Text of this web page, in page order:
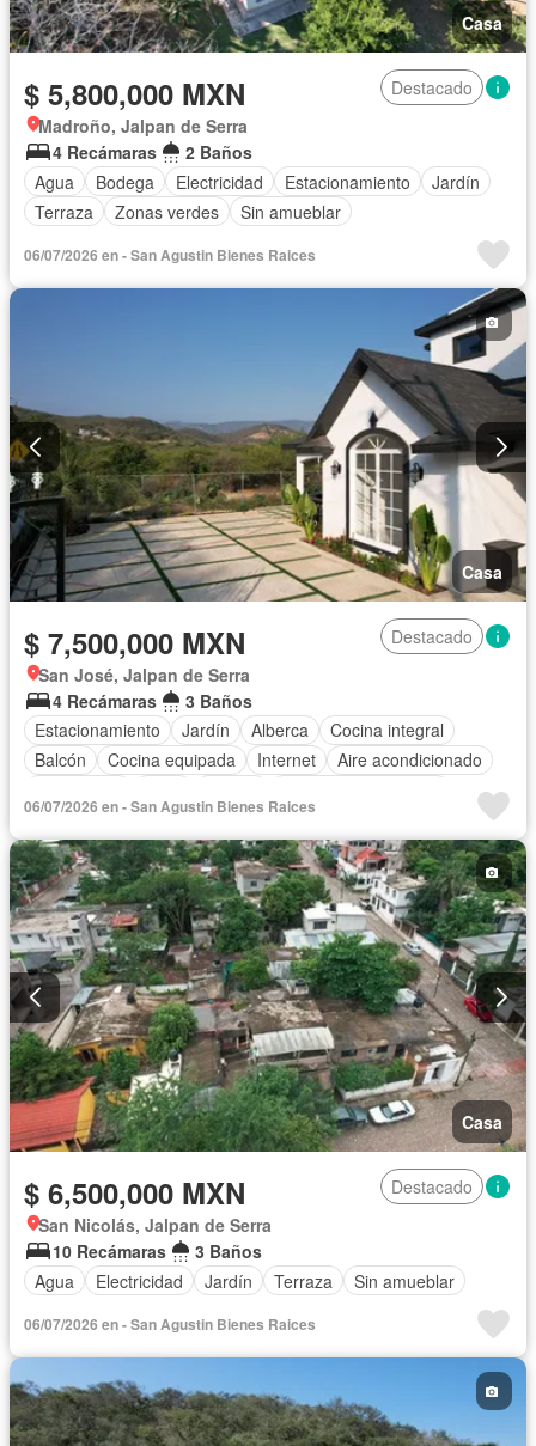
Casa
$ 5,800,000 MXN
Destacado
Madroño, Jalpan de Serra
4 Recámaras
2 Baños
Agua
Bodega Electricidad Estacionamiento
Jardín
Terraza
Zonas verdes Sin amueblar
06/07/2026 en - San Agustin Bienes Raices
Casa
$ 7,500,000 MXN
Destacado
San José, Jalpan de Serra
4 Recámaras
3 Baños
Estacionamiento
Jardín Alberca
Cocina integral
Balcón
Cocina equipada Internet
Aire acondicionado
Parcialmente amueblado
06/07/2026 en - San Agustin Bienes Raices
Casa
$ 6,500,000 MXN
Destacado
San Nicolás, Jalpan de Serra
10 Recámaras
3 Baños
Agua
Electricidad Jardín Terraza Sin amueblar
06/07/2026 en - San Agustin Bienes Raices